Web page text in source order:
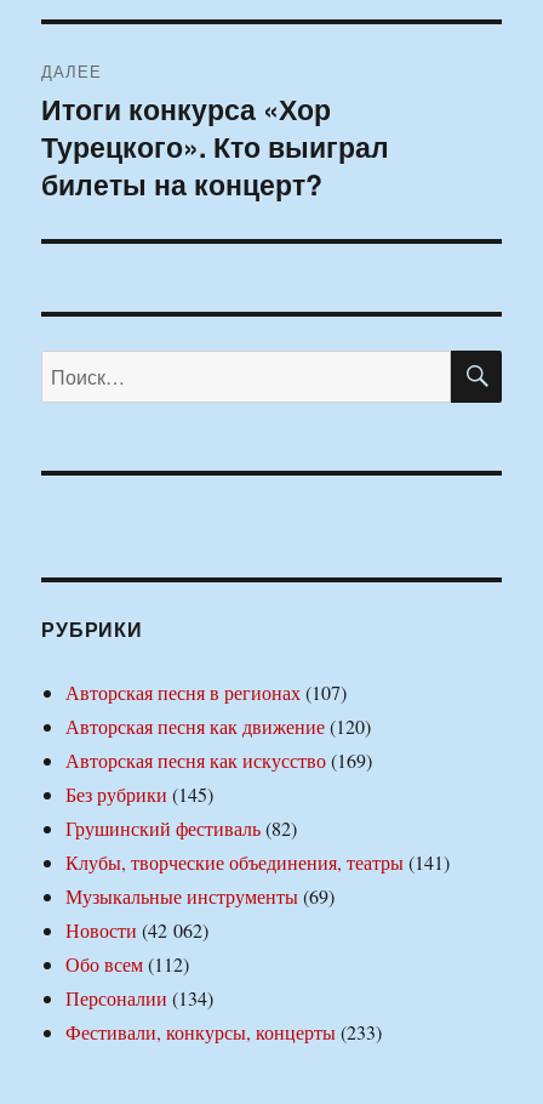
ДАЛЕЕ
Следующая
запись:
Итоги конкурса «Хор
Турецкого». Кто выиграл
билеты на концерт?
Искать:
РУБРИКИ
Авторская песня в регионах(107)
Авторская песня как движение(120)
Авторская песня как искусство(169)
Без рубрики (145)
Грушинский фестиваль(82)
Клубы, творческие объединения, театры(141)
Музыкальные инструменты(69)
Новости (42 062)
Обо всем(112)
Персоналии (134)
Фестивали, конкурсы, концерты(233)